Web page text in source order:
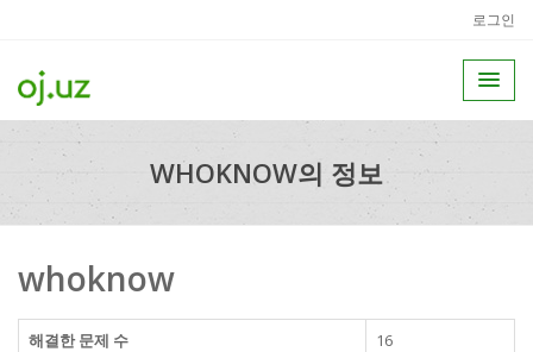
로그인
WHOKNOW의 정보
whoknow
해결한 문제 수
16